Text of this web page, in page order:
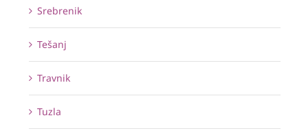
Srebrenik
Tešanj
Travnik
Tuzla